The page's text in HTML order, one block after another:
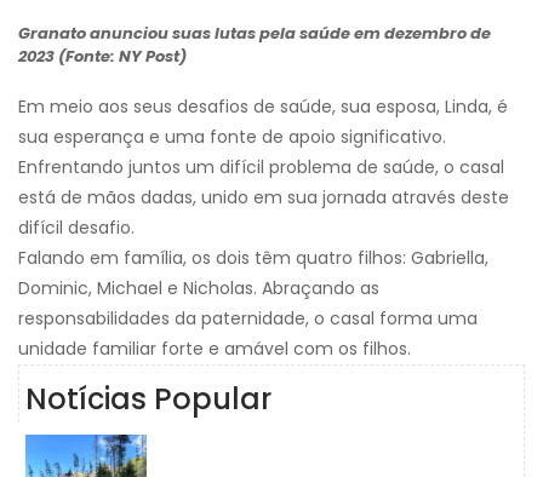
Granato anunciou suas lutas pela saúde em dezembro de
2023 (Fonte: NY Post)
Em meio aos seus desafios de saúde, sua esposa, Linda, é
sua esperança e uma fonte de apoio significativo.
Enfrentando juntos um difícil problema de saúde, o casal
está de mãos dadas, unido em sua jornada através deste
difícil desafio.
Falando em família, os dois têm quatro filhos: Gabriella,
Dominic, Michael e Nicholas. Abraçando as
responsabilidades da paternidade, o casal forma uma
unidade familiar forte e amável com os filhos.
Notícias Popular